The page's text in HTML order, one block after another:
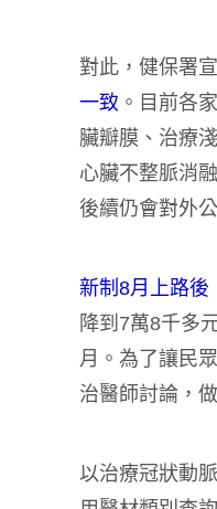
對此，健保署宣
一致 。目前各
臟瓣膜、治療
心臟不整脈消
後續仍會對外
新制8月上路後
降到7萬8千多
月。為了讓民
治醫師討論，
以治療冠狀動